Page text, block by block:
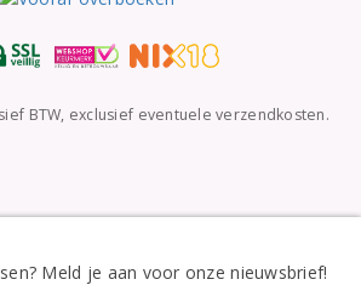
BTW, exclusief eventuele verzendkosten.
Meld je aan voor onze nieuwsbrief!